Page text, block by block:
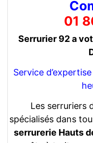
01
Serrurier 92 a
Service
Les serruriers
spécialisés dans
serrurerie Hauts